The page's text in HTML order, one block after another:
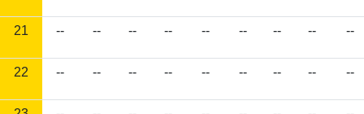
21 -- -- -- -- -- -- -- -- --
22 -- -- -- -- -- -- -- -- --